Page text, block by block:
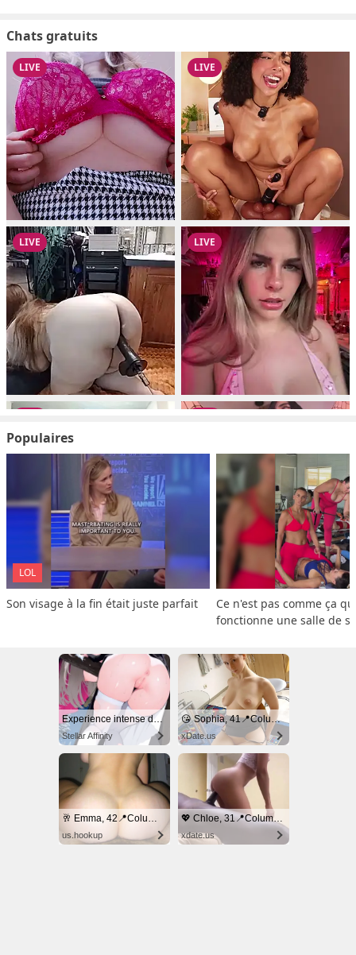
Chats gratuits
Populaires
LOL
Son visage à la fin était juste parfait
Ce n'est pas comme ça
fonctionne une salle de